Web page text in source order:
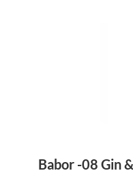
Babor -08 Gin